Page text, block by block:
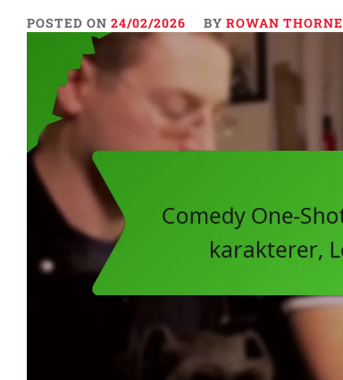
POSTED ON 24/02/2026 BY ROWAN THORNE